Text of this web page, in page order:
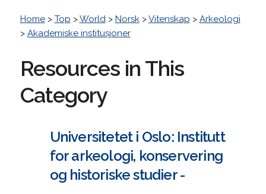
Home> Top >World> Norsk>Vitenskap > Arkeologi
> Akademiske institusjoner
Resources in This
Category
Universitetet i Oslo: Institutt
for arkeologi, konservering
og historiske studier -